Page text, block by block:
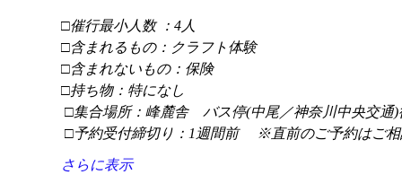
□催行最小人数 ：4人
□含まれるもの：クラフト体験
□含まれないもの：保険
□持ち物：特になし
□集合場所：峰麓舎　バス停(中尾／神奈川中央交通)
□予約受付締切り：1週間前 　※直前のご予約はご
さらに表示